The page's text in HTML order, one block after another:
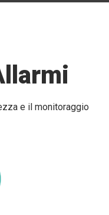
e il monitoraggio